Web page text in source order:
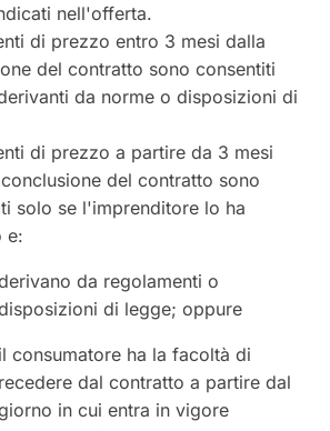
nell'offerta.
di prezzo entro 3 mesi dalla
del contratto sono consentiti
da norme o disposizioni di
di prezzo a partire da 3 mesi
del contratto sono
solo se l'imprenditore lo ha
e:
da regolamenti o
di legge; oppure
il consumatore ha la facoltà di
recedere dal contratto a partire dal
in cui entra in vigore